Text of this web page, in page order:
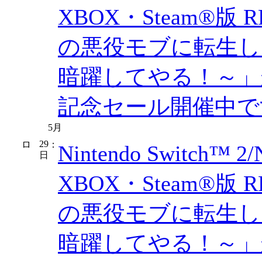
XBOX・Steam®版
の悪役モブに転生
暗躍してやる！～
記念セール開催中
5月
29
日
： Nintendo Switch™ 2/
XBOX・Steam®版
の悪役モブに転生
暗躍してやる！～